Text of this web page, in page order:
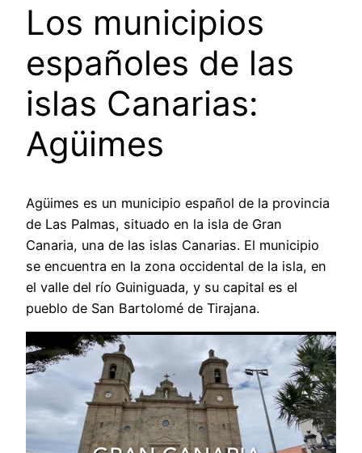
Los municipios
españoles de las
islas Canarias:
Agüimes
Agüimes es un municipio español de la provincia
de Las Palmas, situado en la isla de Gran
Canaria, una de las islas Canarias. El municipio
se encuentra en la zona occidental de la isla, en
el valle del río Guiniguada, y su capital es el
pueblo de San Bartolomé de Tirajana.